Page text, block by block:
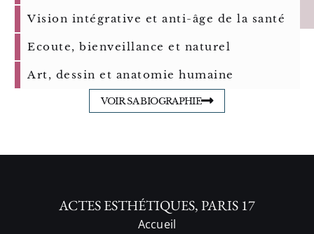
Vision intégrative et anti-âge de la santé
Ecoute, bienveillance et naturel
Art, dessin et anatomie humaine
VOIR SA BIOGRAPHIE
ACTES ESTHÉTIQUES, PARIS 17
Accueil